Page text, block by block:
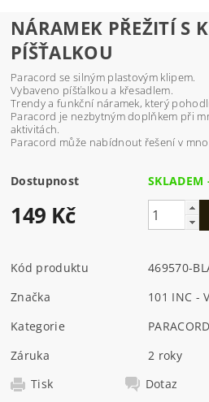
NÁRAMEK PŘEŽITÍ S
PÍŠŤALKOU
Paracord se silným plastovým klipem.
Vybaveno píšťalkou a křesadlem.
Trendy a funkční náramek, který
Paracord je nezbytným doplňkem při
aktivitách.
Paracord může nabídnout řešení v
Dostupnost SKLADEM
149 Kč
Kód produktu
469570-
Značka
101 INC -
Kategorie
PARACORD
Záruka
2 roky
Tisk
Dotaz